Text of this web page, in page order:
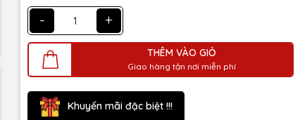
- +
THÊM VÀO GIỎ
Giao hàng tận nơi miễn phí
Khuyến mãi đặc biệt !!!